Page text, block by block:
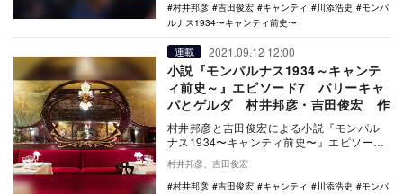
村井邦彦
吉田俊宏 キャンティ 川添浩史
モンパ
ルナス1934〜キャンティ前史〜
連載 2021.09.12 12:00
小説『モンパルナス1934～キャンテ
ィ前史～』エピソード7 パリーキャ
パとゲルダ 村井邦彦・吉田俊宏 作
村井邦彦と吉田俊宏による小説『モンパル
ナス1934〜キャンティ前史〜』エピソード
7では、川添紫郎（浩史）の人生に大きな影
響を与え…
村井邦彦、吉田俊宏
村井邦彦
吉田俊宏 キャンティ 川添浩史
モンパ